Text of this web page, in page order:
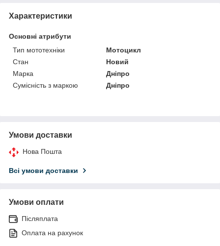
Характеристики
Основні атрибути
Тип мототехніки
Мотоцикл
Стан
Новий
Марка
Дніпро
Сумісність з маркою
Дніпро
Умови доставки
Нова Пошта
Всі умови доставки
Умови оплати
Післяплата
Оплата на рахунок